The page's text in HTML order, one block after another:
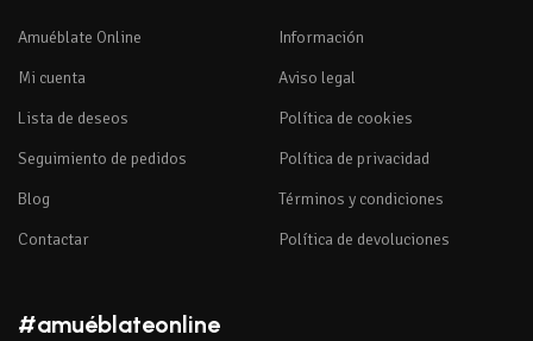
Amuéblate Online
Mi cuenta
Lista de deseos
Seguimiento de pedidos
Blog
Contactar
Información
Aviso legal
Política de cookies
Política de privacidad
Términos y condiciones
Política de devoluciones
#amuéblateonline